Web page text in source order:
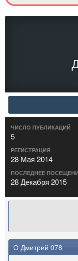
ЧИСЛО ПУБЛИКАЦИЙ
5
РЕГИСТРАЦИЯ
28 Мая 2014
ПОСЛЕДНЕЕ
28 Декабря 2015
О Дмитрий 078